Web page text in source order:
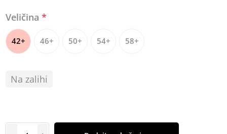
Veličina*
42+ 46+ 50+ 54+ 58+
Na zalihi